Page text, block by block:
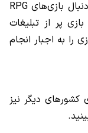
بازی‌های RPG
پر از تبلیغات
را به اجبار انجام
کشورهای دیگر نیز